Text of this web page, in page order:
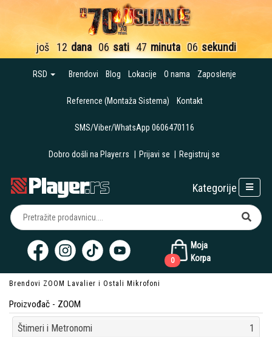
još 12 dana 06 sati 47 minuta 05 sekundi
RSD Brendovi Blog Lokacije O nama Zaposlenje
Reference (Montaža Sistema) Kontakt
SMS/Viber/WhatsApp 0606470116
Dobro došli na Player.rs Prijavi se Registruj se
Moja
Korpa
0
Kategorije
Brendovi ZOOM Lavalier i Ostali Mikrofoni
Proizvođač - ZOOM
Štimeri i Metronomi
1